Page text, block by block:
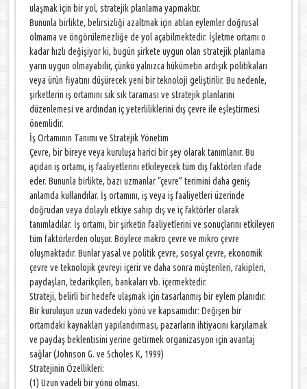
ulaşmak için bir yol, stratejik planlama yapmaktır.
Bununla birlikte, belirsizliği azaltmak için atılan eylemler doğrusal
olmama ve öngörülemezliğe de yol açabilmektedir. İşletme ortamı o
kadar hızlı değişiyor ki, bugün şirkete uygun olan stratejik planlama
yarın uygun olmayabilir, çünkü yalnızca hükümetin ardışık politikaları
veya ürün fiyatını düşürecek yeni bir teknoloji geliştirilir. Bu nedenle,
şirketlerin iş ortamını sık sık taraması ve stratejik planlarını
düzenlemesi ve ardından iç yeterliliklerini dış çevre ile eşleştirmesi
önemlidir.
İş Ortamının Tanımı ve Stratejik Yönetim
Çevre, bir bireye veya kuruluşa harici bir şey olarak tanımlanır. Bu
açıdan iş ortamı, iş faaliyetlerini etkileyecek tüm dış faktörleri ifade
eder. Bununla birlikte, bazı uzmanlar “çevre” terimini daha geniş
anlamda kullandılar. İş ortamını, iş veya iş faaliyetleri üzerinde
doğrudan veya dolaylı etkiye sahip dış ve iç faktörler olarak
tanımladılar. İş ortamı, bir şirketin faaliyetlerini ve sonuçlarını etkileyen
tüm faktörlerden oluşur. Böylece makro çevre ve mikro çevre
oluşmaktadır. Bunlar yasal ve politik çevre, sosyal çevre, ekonomik
çevre ve teknolojik çevreyi içerir ve daha sonra müşterileri, rakipleri,
paydaşları, tedarikçileri, bankaları vb. içermektedir.
Strateji, belirli bir hedefe ulaşmak için tasarlanmış bir eylem planıdır.
Bir kuruluşun uzun vadedeki yönü ve kapsamıdır: Değişen bir
ortamdaki kaynakları yapılandırması, pazarların ihtiyacını karşılamak
ve paydaş beklentisini yerine getirmek organizasyon için avantaj
sağlar (Johnson G. ve Scholes K, 1999)
Stratejinin Özellikleri:
(1) Uzun vadeli bir yönü olması.